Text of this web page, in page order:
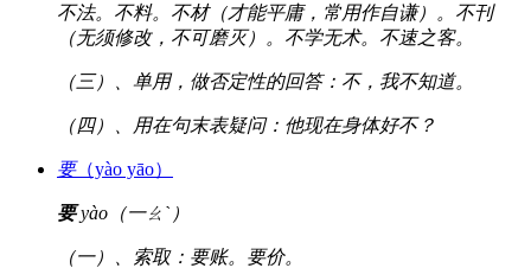
不法。不料。不材（才能平庸，常用作自谦）。不刊
（无须修改，不可磨灭）。不学无术。不速之客。
（三）、单用，做否定性的回答：不，我不知道。
（四）、用在句末表疑问：他现在身体好不？
要（yào yāo）
要yào（一ㄠˋ）
（一）、索取：要账。要价。